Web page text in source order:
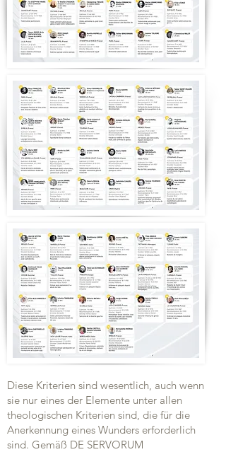
Diese Kriterien sind wesentlich, auch wenn
sie nur eines der Elemente unter allen
theologischen Kriterien sind, die für die
Anerkennung eines Wunders erforderlich
sind. Gemäß DE SERVORUM